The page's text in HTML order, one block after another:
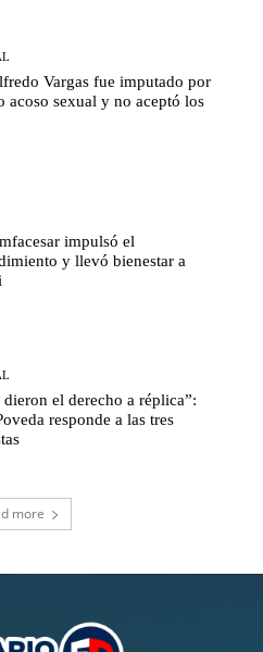
Vargas fue imputado por
acoso sexual y no aceptó los
impulsó el
y llevó bienestar a
dieron el derecho a réplica”:
responde a las tres
more